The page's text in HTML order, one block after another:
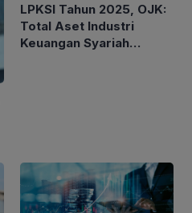
LPKSI Tahun 2025, OJK:
Total Aset Industri
Keuangan Syariah